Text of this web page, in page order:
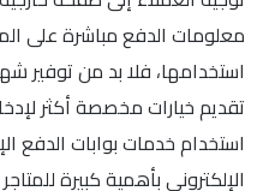
معلومات الدفع مباشرة على
تقديم خيارات مخصصة أكثر
استخدام خدمات بوابات الدفع
الإلكتروني بأهمية كبيرة